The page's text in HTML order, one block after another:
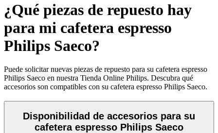
¿Qué piezas de repuesto hay
para mi cafetera espresso
Philips Saeco?
Puede solicitar nuevas piezas de repuesto para su cafetera espresso
Philips Saeco en nuestra Tienda Online Philips. Descubra qué
accesorios son compatibles con su cafetera espresso Philips Saeco.
Disponibilidad de accesorios para su
cafetera espresso Philips Saeco